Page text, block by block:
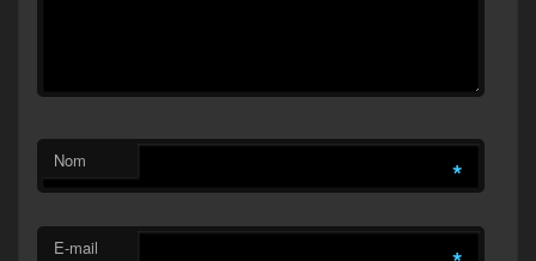
Nom *
E-mail